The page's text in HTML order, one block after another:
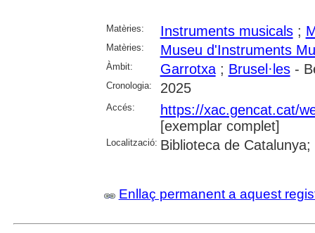
Matèries: Instruments musicals;
Matèries: Museu d'Instruments
Àmbit: Garrotxa; Brusel·les-
Cronologia: 2025
Accés:
https://xac.gencat.cat/
[exemplar complet]
Localització: Biblioteca de
Enllaç permanent a aquest